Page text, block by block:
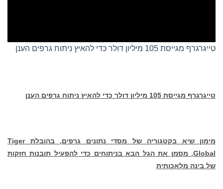
טייגרגרף מגייסת 105 מיליון דולר כדי להאיץ ניתוח גרפים הענן
טייגרגרף מגייסת 105 מיליון דולר כדי להאיץ ניתוח גרפים הענן
מימון שיא בקטגוריה של מסדי נתונים גרפים, בהובלתTiger
Global, מסמן את הגל הבא בניתוחים כדי להפעיל תובנות חזקות
של בינה מלאכותית